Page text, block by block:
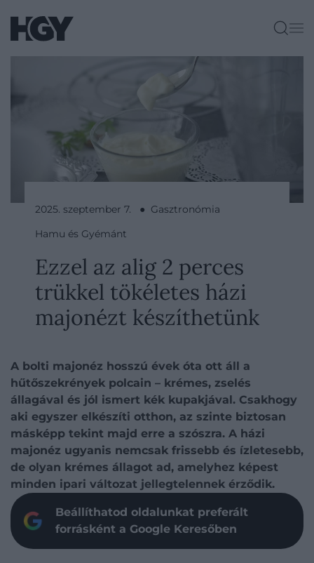
2025. szeptember 7. ● Gasztronómia
Hamu és Gyémánt
Ezzel az alig 2 perces
trükkel tökéletes házi
majonézt készíthetünk
A bolti majonéz hosszú évek óta ott áll a
hűtőszekrények polcain – krémes, zselés
állagával és jól ismert kék kupakjával. Csakhogy
aki egyszer elkészíti otthon, az szinte biztosan
másképp tekint majd erre a szószra. A házi
majonéz ugyanis nemcsak frissebb és ízletesebb,
de olyan krémes állagot ad, amelyhez képest
minden ipari változat jellegtelennek érződik.
Beállíthatod oldalunkat preferált
forrásként a Google Keresőben